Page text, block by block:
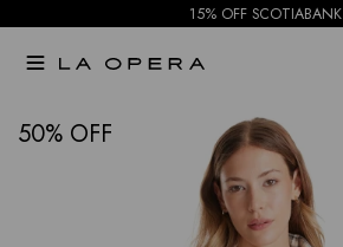
15% OFF SCOTIABANK

50 NOTIFICARME